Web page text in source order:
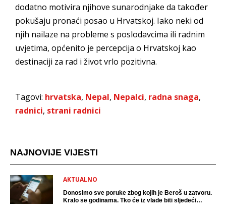
dodatno motivira njihove sunarodnjake da također
pokušaju pronaći posao u Hrvatskoj. Iako neki od
njih nailaze na probleme s poslodavcima ili radnim
uvjetima, općenito je percepcija o Hrvatskoj kao
destinaciji za rad i život vrlo pozitivna.
Tagovi: hrvatska, Nepal, Nepalci, radna snaga,
radnici, strani radnici
NAJNOVIJE VIJESTI
AKTUALNO
Donosimo sve poruke zbog kojih je Beroš u zatvoru.
Kralo se godinama. Tko će iz vlade biti sljedeći